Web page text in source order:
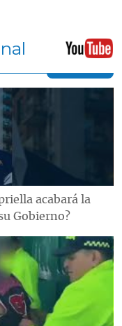
acabará la
Gobierno?